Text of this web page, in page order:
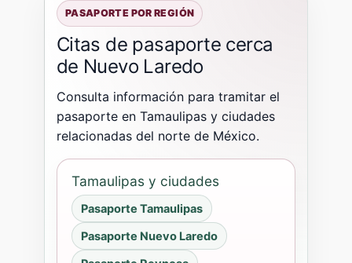
PASAPORTE POR REGIÓN
Citas de pasaporte cerca
de Nuevo Laredo
Consulta información para tramitar el
pasaporte en Tamaulipas y ciudades
relacionadas del norte de México.
Tamaulipas y ciudades
Pasaporte Tamaulipas
Pasaporte Nuevo Laredo